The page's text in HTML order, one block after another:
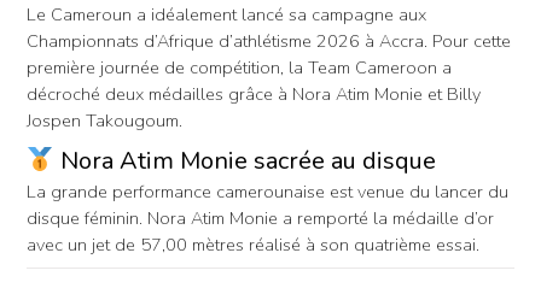
Le Cameroun a idéalement lancé sa campagne aux
Championnats d’Afrique d’athlétisme 2026 à Accra. Pour cette
première journée de compétition, la Team Cameroon a
décroché deux médailles grâce à Nora Atim Monie et Billy
Jospen Takougoum.
Nora Atim Monie sacrée au disque
La grande performance camerounaise est venue du lancer du
disque féminin. Nora Atim Monie a remporté la médaille d’or
avec un jet de 57,00 mètres réalisé à son quatrième essai.